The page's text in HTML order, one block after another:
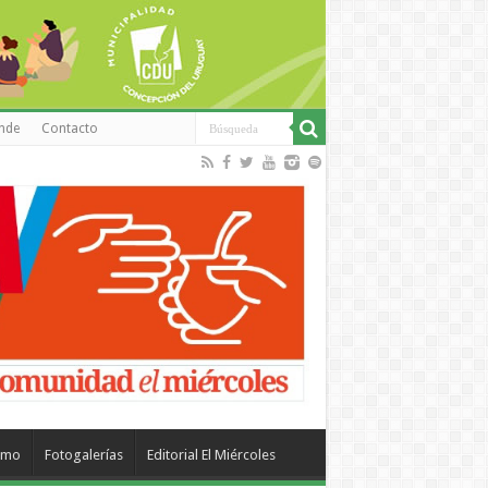
Contacto
Fotogalerías Editorial El Miércoles